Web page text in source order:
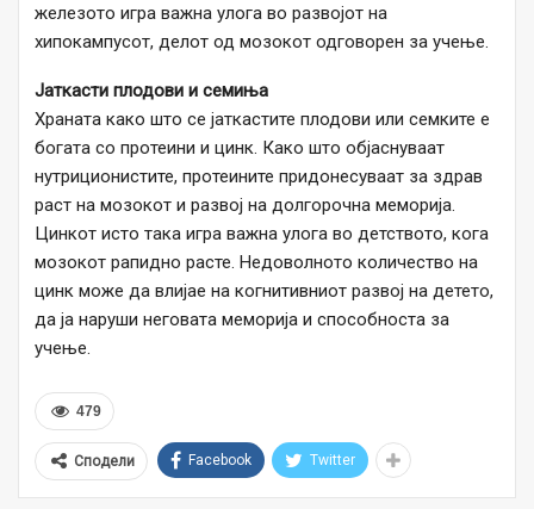
железото игра важна улога во развојот на
хипокампусот, делот од мозокот одговорен за учење.
Јаткасти плодови и семиња
Храната како што се јаткастите плодови или семките е
богата со протеини и цинк. Како што објаснуваат
нутриционистите, протеините придонесуваат за здрав
раст на мозокот и развој на долгорочна меморија.
Цинкот исто така игра важна улога во детството, кога
мозокот рапидно расте. Недоволното количество на
цинк може да влијае на когнитивниот развој на детето,
да ја наруши неговата меморија и способноста за
учење.
479
Сподели Facebook Twitter